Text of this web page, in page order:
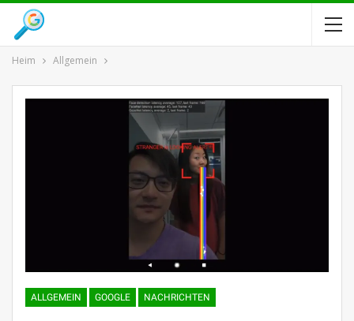
Heim Allgemein
ALLGEMEIN GOOGLE NACHRICHTEN